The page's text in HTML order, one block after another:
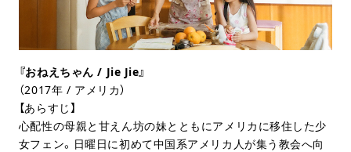
『おねえちゃん / Jie Jie』
（2017年 / アメリカ）
【あらすじ】
心配性の母親と甘えん坊の妹とともにアメリカに移住した少
女フェン。日曜日に初めて中国系アメリカ人が集う教会へ向